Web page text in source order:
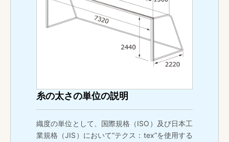
糸の太さの単位の説明
織度の単位として、国際規格（ISO）及び日本工
業規格（JIS）において“テクス：tex”を使用する